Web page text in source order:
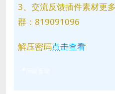
3、交流反馈插件素材更
群：819091096
解压密码点击查看